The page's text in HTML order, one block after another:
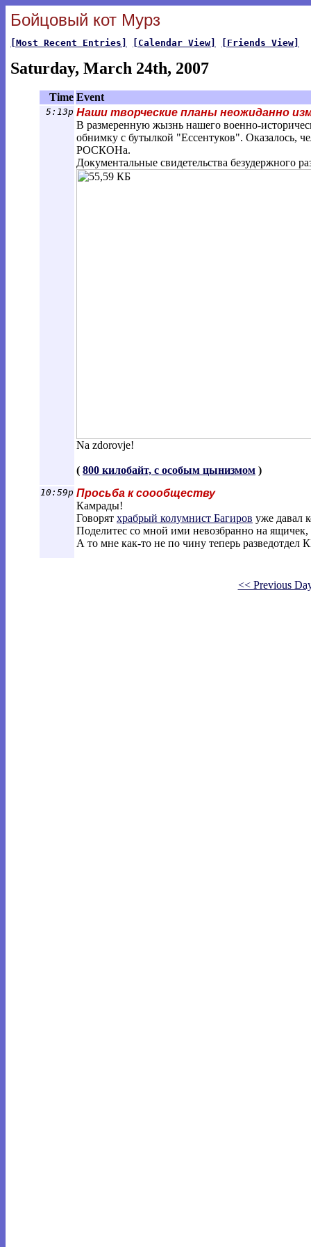
Бойцовый кот Мурз
[Most Recent Entries] [Calendar View] [Friends View]
Saturday, March 24th, 2007
Time Event
5:13p Наши творческие планы неожиданно
В размеренную жызнь нашего военно-
обнимку с бутылкой "Ессентуков". Оказалось,
РОСКОНа.
Документальные свидетельства безудержного
Na zdorovje!
( 800 килобайт, с особым цынизмом )
10:59p Просьба к соообществу
Камрады!
Говорят храбрый колумнист Багиров уже давал
Поделитес со мной ими невозбранно на
А то мне как-то не по чину теперь разведотдел
<< Previous